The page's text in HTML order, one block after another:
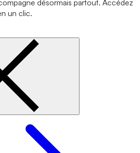
désormais partout. Accédez
un clic.